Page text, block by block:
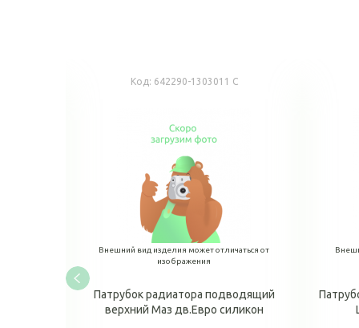
Код: 642290-1303011 С
Внешний вид изделия может отличаться от
изображения
Патрубок радиатора подводящий
верхний Маз дв.Евро силикон